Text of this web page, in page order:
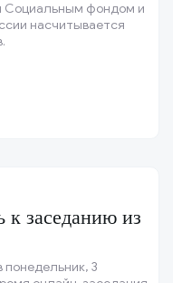
Социальным фондом и
насчитывается
к заседанию из
понедельник, 3